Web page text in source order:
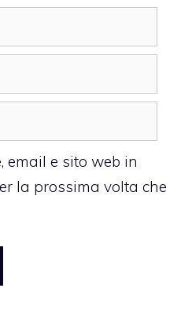
email e sito web in
la prossima volta che